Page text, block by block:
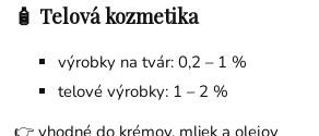
🧴 Telová kozmetika
výrobky na tvár: 0,2 – 1 %
telové výrobky: 1 – 2 %
👉 vhodné do krémov, mliek a olejov